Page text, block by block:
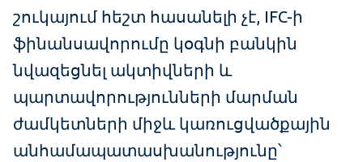
շուկայում հեշտ հասանելի չէ, IFC-ի
ֆինանսավորումը կօգնի բանկին
նվազեցնել ակտիվների և
պարտավորությունների մարման
ժամկետների միջև կառուցվածքային
անհամապատասխանությունը՝